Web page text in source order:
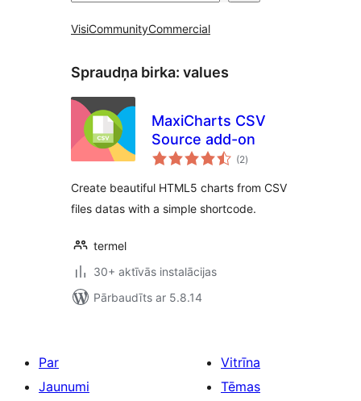
VisiCommunityCommercial
Spraudņa birka: values
MaxiCharts CSV
Source add-on
(2vērtējumu
kopsumma
)
Create beautiful HTML5 charts from CSV
files datas with a simple shortcode.
termel
30+ aktīvās instalācijas
Pārbaudīts ar 5.8.14
Par
Jaunumi
Vitrīna
Tēmas